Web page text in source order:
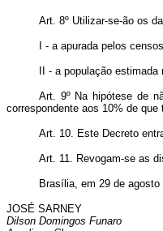
Art. 8º Utilizar-se-ão os
I - a apurada pelos
II - a população
Art. 9º Na hipótese de
correspondente aos 10% de que
Art. 10. Este Decreto
Art. 11. Revogam-se as
Brasília, em 29 de agosto
JOSÉ SARNEY
Dilson Domingos Funaro